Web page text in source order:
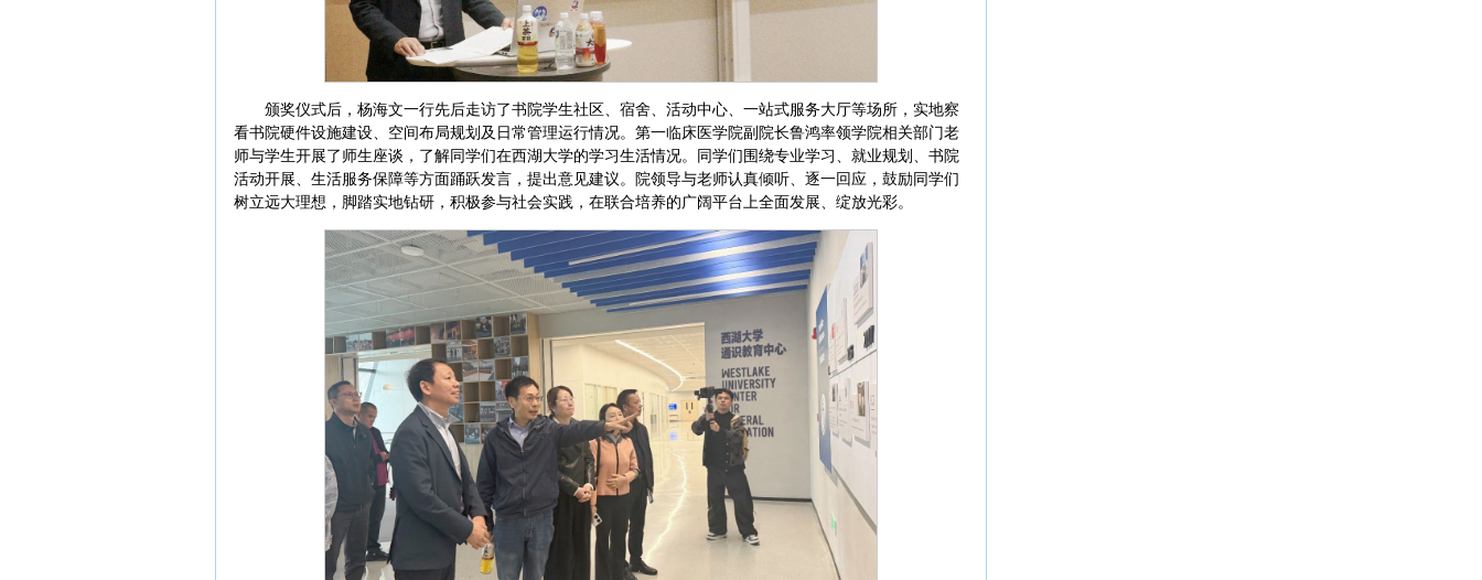
颁奖仪式后，杨海文一行先后走访了书院学生社区、宿舍、活动中心、一站式服务大厅等场所，实地察
看书院硬件设施建设、空间布局规划及日常管理运行情况。第一临床医学院副院长鲁鸿率领学院相关部门老
师与学生开展了师生座谈，了解同学们在西湖大学的学习生活情况。同学们围绕专业学习、就业规划、书院
活动开展、生活服务保障等方面踊跃发言，提出意见建议。院领导与老师认真倾听、逐一回应，鼓励同学们
树立远大理想，脚踏实地钻研，积极参与社会实践，在联合培养的广阔平台上全面发展、绽放光彩。